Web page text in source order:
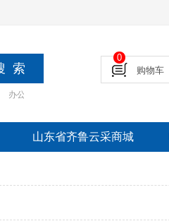
办公设备
购物车
0
山东省齐鲁云采商城